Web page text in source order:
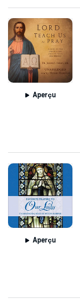
Aperçu
Aperçu